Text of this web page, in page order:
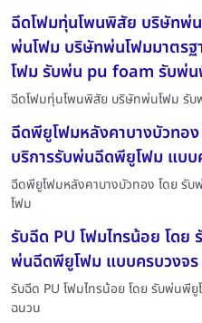
ฉีดโฟมทุ่นโพนพิสัย บริษัทพ่
พ่นโฟม บริษัทพ่นโฟมมาตร
โฟม รับพ่น pu foam รับพ่
ฉีดโฟมทุ่นโพนพิสัย บริษัทพ่นโฟม รั
ฉีดพียูโฟมหลังคาบางบัวทอ
บริการรับพ่นฉีดพียูโฟม แบบ
ฉีดพียูโฟมหลังคาบางบัวทอง โดย รั
โฟม
รับฉีด PU โฟมไทรน้อย โด
พ่นฉีดพียูโฟม แบบครบวงจร
รับฉีด PU โฟมไทรน้อย โดย รับพ่นพี
ฉนวน